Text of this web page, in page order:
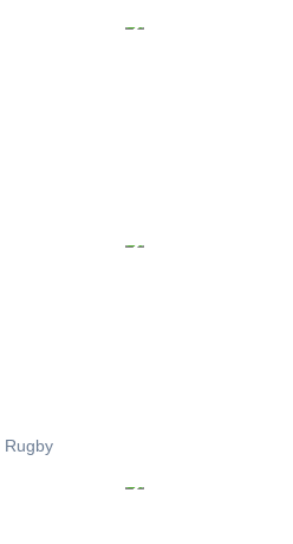
Rugby